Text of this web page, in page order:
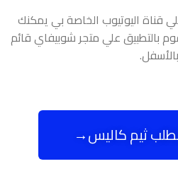
قناة اليوتيوب الخاصة بي يمكنك
بالتطبيق علي متجر شوبيفاي قائم
بالأسفل.
ثيم كاليس→